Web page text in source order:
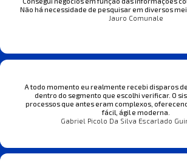
Não há necessidade de pesquisar em diversos
Jauro Comunale
A todo momento eu realmente recebi disparos
dentro do segmento que escolhi verificar. O
processos que antes eram complexos,
fácil, ágil e moderna.
Gabriel Picolo Da Silva Escarlado